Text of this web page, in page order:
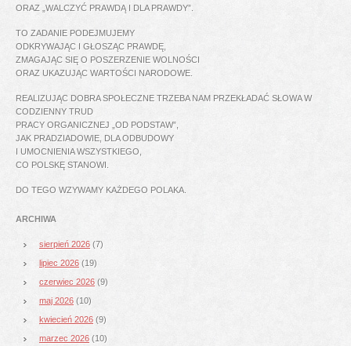
ORAZ „WALCZYĆ PRAWDĄ I DLA PRAWDY”.
TO ZADANIE PODEJMUJEMY
ODKRYWAJĄC I GŁOSZĄC PRAWDĘ,
ZMAGAJĄC SIĘ O POSZERZENIE WOLNOŚCI
ORAZ UKAZUJĄC WARTOŚCI NARODOWE.
REALIZUJĄC DOBRA SPOŁECZNE TRZEBA NAM PRZEKŁADAĆ SŁOWA W
CODZIENNY TRUD
PRACY ORGANICZNEJ „OD PODSTAW”,
JAK PRADZIADOWIE, DLA ODBUDOWY
I UMOCNIENIA WSZYSTKIEGO,
CO POLSKĘ STANOWI.
DO TEGO WZYWAMY KAŻDEGO POLAKA.
ARCHIWA
sierpień 2026 (7)
lipiec 2026 (19)
czerwiec 2026 (9)
maj 2026 (10)
kwiecień 2026 (9)
marzec 2026 (10)